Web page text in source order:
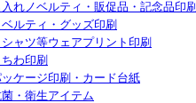
れノベルティ・販促品・記念品印刷
ベルティ・グッズ印刷
シャツ等ウェアプリント印刷
ちわ印刷
ケージ印刷・カード台紙
・衛生アイテム